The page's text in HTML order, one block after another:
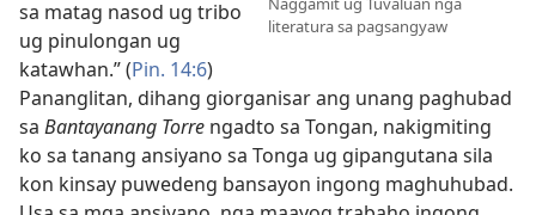
literatura sa pagsangyaw
sa matag nasod ug tribo
ug pinulongan ug
katawhan.” (Pin. 14:6)
Pananglitan, dihang giorganisar ang unang paghubad
sa Bantayanang Torre ngadto sa Tongan, nakigmiting
ko sa tanang ansiyano sa Tonga ug gipangutana sila
kon kinsay puwedeng bansayon ingong maghuhubad.